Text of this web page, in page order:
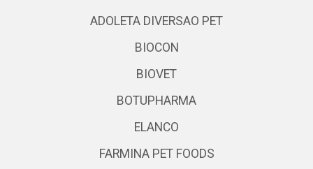
ADOLETA DIVERSAO PET
BIOCON
BIOVET
BOTUPHARMA
ELANCO
FARMINA PET FOODS